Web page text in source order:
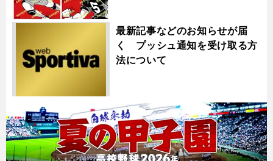
最新記事などのお知らせが届
く プッシュ通知を受け取る方
法について